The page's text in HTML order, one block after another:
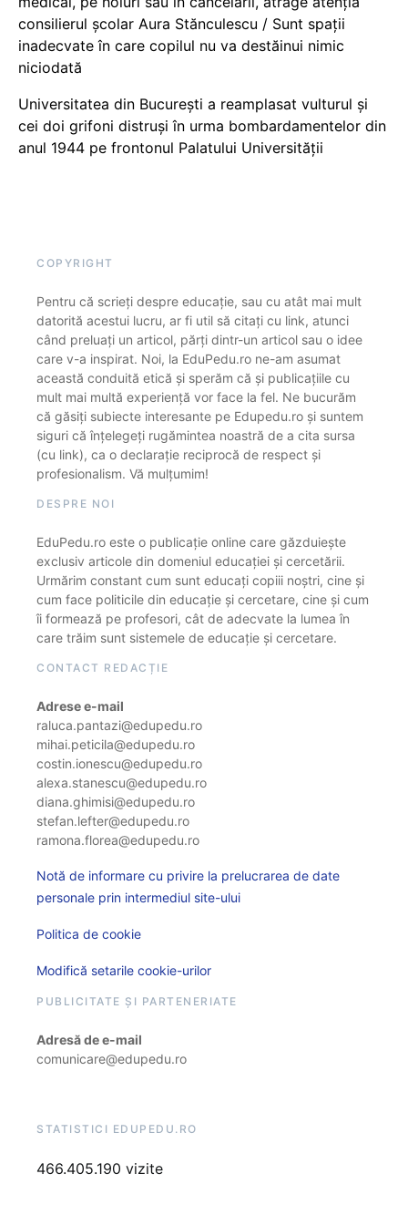
consilierul școlar Aura Stănculescu / Sunt spații
inadecvate în care copilul nu va destăinui nimic
niciodată
Universitatea din București a reamplasat vulturul și
cei doi grifoni distruși în urma bombardamentelor din
anul 1944 pe frontonul Palatului Universității
COPYRIGHT
Pentru că scrieți despre educație, sau cu atât mai mult
datorită acestui lucru, ar fi util să citați cu link, atunci
când preluați un articol, părți dintr-un articol sau o idee
care v-a inspirat. Noi, la EduPedu.ro ne-am asumat
această conduită etică și sperăm că și publicațiile cu
mult mai multă experiență vor face la fel. Ne bucurăm
că găsiți subiecte interesante pe Edupedu.ro și suntem
siguri că înțelegeți rugămintea noastră de a cita sursa
(cu link), ca o declarație reciprocă de respect și
profesionalism. Vă mulțumim!
DESPRE NOI
EduPedu.ro este o publicație online care găzduiește
exclusiv articole din domeniul educației și cercetării.
Urmărim constant cum sunt educați copiii noștri, cine și
cum face politicile din educație și cercetare, cine și cum
îi formează pe profesori, cât de adecvate la lumea în
care trăim sunt sistemele de educație și cercetare.
CONTACT REDACȚIE
Adrese e-mail
raluca.pantazi@edupedu.ro
mihai.peticila@edupedu.ro
costin.ionescu@edupedu.ro
alexa.stanescu@edupedu.ro
diana.ghimisi@edupedu.ro
stefan.lefter@edupedu.ro
ramona.florea@edupedu.ro
Notă de informare cu privire la prelucrarea de date
personale prin intermediul site-ului
Politica de cookie
Modifică setarile cookie-urilor
PUBLICITATE ȘI PARTENERIATE
Adresă de e-mail
comunicare@edupedu.ro
STATISTICI EDUPEDU.RO
466.405.190 vizite